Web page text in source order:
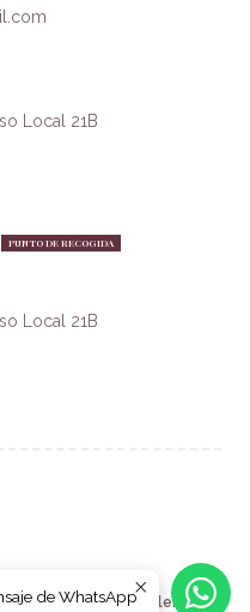
Local 21B
PUNTO DE RECOGIDA
Local 21B
por Jumpseller
de WhatsApp